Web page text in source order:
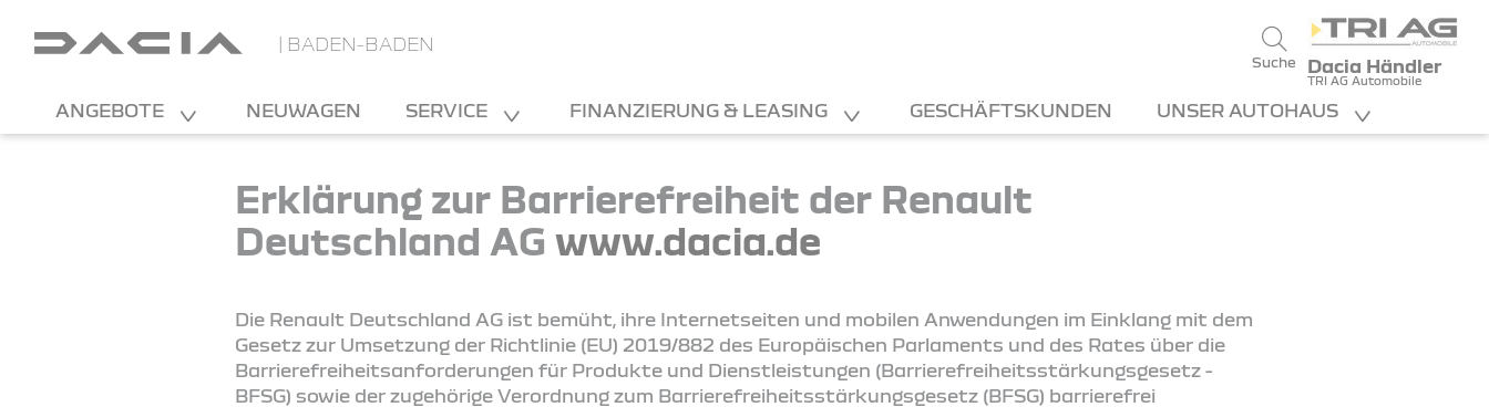
| BADEN-BADEN
Suche Dacia Händler
TRI AG Automobile
ANGEBOTE NEUWAGEN SERVICE FINANZIERUNG & LEASING GESCHÄFTSKUNDEN UNSER AUTOHAUS
Erklärung zur Barrierefreiheit der Renault
Deutschland AGwww.dacia.de
Die Renault Deutschland AG ist bemüht, ihre Internetseiten und mobilen Anwendungen im Einklang mit dem
Gesetz zur Umsetzung der Richtlinie (EU) 2019/882 des Europäischen Parlaments und des Rates über die
Barrierefreiheitsanforderungen für Produkte und Dienstleistungen (Barrierefreiheitsstärkungsgesetz -
BFSG) sowie der zugehörige Verordnung zum Barrierefreiheitsstärkungsgesetz (BFSG) barrierefrei